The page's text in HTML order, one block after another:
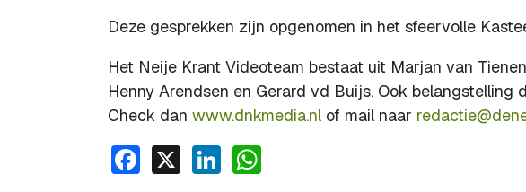
Deze gesprekken zijn opgenomen in het sfeervolle
Het Neije Krant Videoteam bestaat uit Marjan van
Henny Arendsen en Gerard vd Buijs. Ook belangstelling
Check dan www.dnkmedia.nl of mail naar
Facebook
X LinkedIn